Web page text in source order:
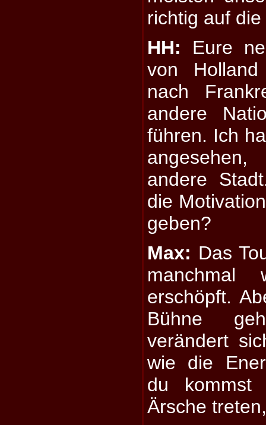
richtig auf
HH: Eure
von
nach
andere
führen. Ich
andere
die
geben?
Max: Das
manchmal
erschöpft.
Bühne
verändert
wie die
du
Ärsche